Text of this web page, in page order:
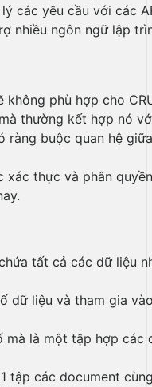
các yêu cầu với các
nhiều ngôn ngữ lập
phù hợp cho
thường kết hợp nó
ràng buộc quan hệ
xác thực và phân
tất cả các dữ liệu
dữ liệu và tham gia
mà là một tập hợp các
tập các document